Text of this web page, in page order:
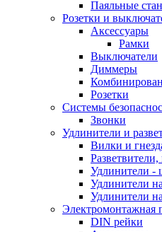
Паяльные
Розетки и
Аксессуары
Рамки
Выключатели
Диммеры
Розетки
Системы
Звонки
Удлинители и
Вилки и
Удлинители -
Удлинители
Удлинители
Электромонтажная
DIN рейки